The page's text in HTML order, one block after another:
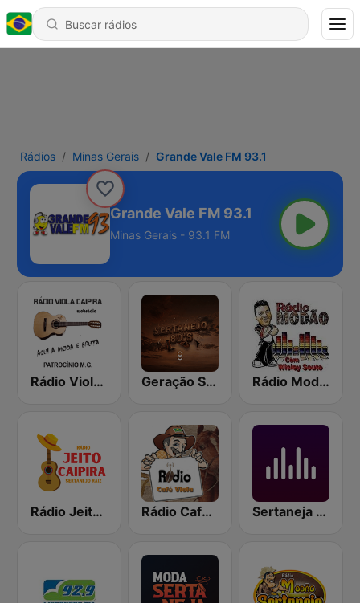
Rádios Minas Gerais Grande Vale FM 93.1
Grande Vale FM 93.1
Minas Gerais - 93.1 FM
Rádio Viola Caipira Geração Sertaneja Rádio Modão
Rádio Jeito Caipira Sertanejo Raiz Rádio Café Viola Sertanejo Caipira Sertaneja Pop